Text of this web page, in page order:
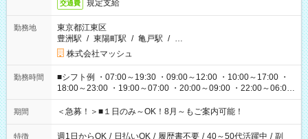
交通費 規定支給
勤務地
東京都江東区
豊洲駅 / 東陽町駅 / 亀戸駅 / …
株式会社マッシュ
勤務時間
■シフト例 ・07:00～19:30 ・09:00～12:00 ・10:00～17:00 ・
18:00～23:00 ・19:00～07:00 ・20:00～09:00 ・22:00～06:00
etc ★最短で3時間で5,120円のお仕事から 15時間で2万円近く稼
げるお仕事も！ ご希望のお時間に合わせてご紹介！ ※シフトは
ください！
期間 ＜急募！＞■１日のみ～OK！8月～もご案内可能！
特徴 週1日からOK / 日払いOK / 履歴書不要 / 40～50代活躍中 / 副